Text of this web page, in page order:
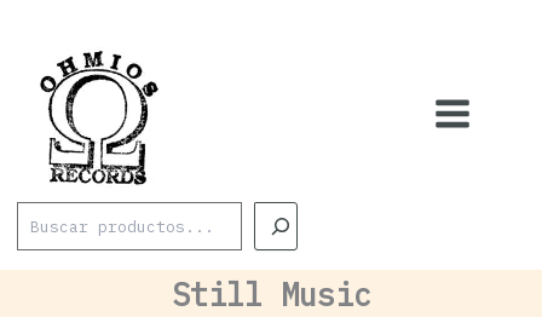
contenido
Still Music